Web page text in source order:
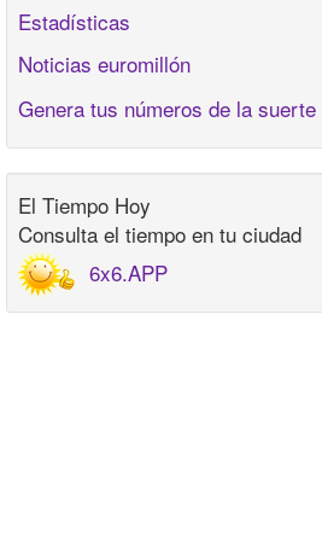
Estadísticas
Noticias euromillón
Genera tus números de la
El Tiempo Hoy
Consulta el tiempo en tu ciudad
6x6.APP